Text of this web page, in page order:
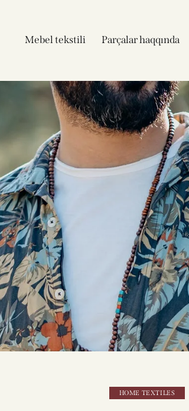
Mebel tekstili Parçalar haqqında
HOME TEXTILES